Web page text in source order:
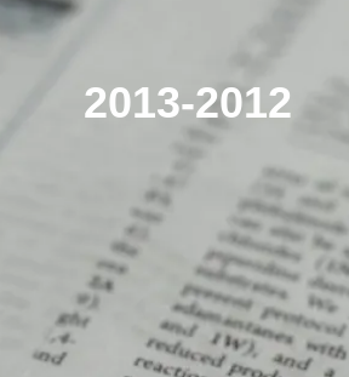
(日本語) 第50回有
化学若手の会・
しました。
2013-2012